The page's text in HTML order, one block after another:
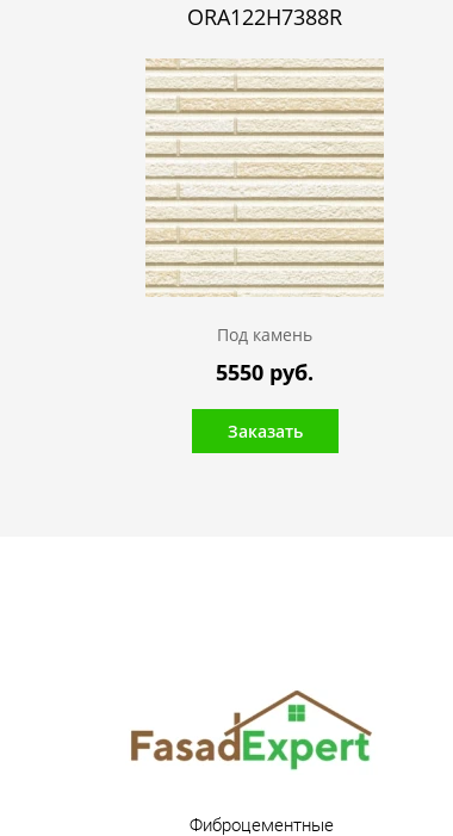
ORA122H7388R
Под камень
5550 руб.
Заказать
Фиброцементные